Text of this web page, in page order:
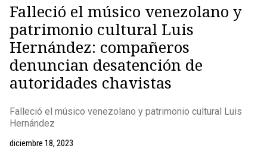
Falleció el músico venezolano y
patrimonio cultural Luis
Hernández: compañeros
denuncian desatención de
autoridades chavistas
Falleció el músico venezolano y patrimonio cultural Luis
Hernández
diciembre 18, 2023